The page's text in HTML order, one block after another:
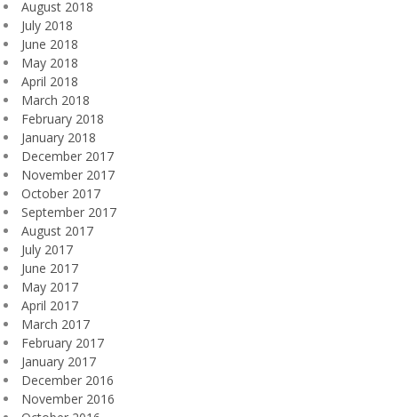
August 2018
July 2018
June 2018
May 2018
April 2018
March 2018
February 2018
January 2018
December 2017
November 2017
October 2017
September 2017
August 2017
July 2017
June 2017
May 2017
April 2017
March 2017
February 2017
January 2017
December 2016
November 2016